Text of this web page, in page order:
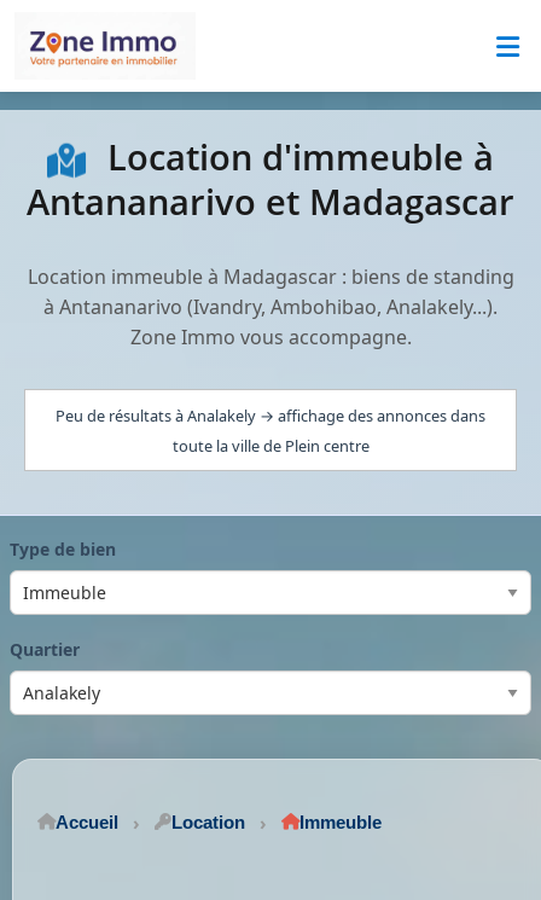
Location d'immeuble à
Antananarivo et Madagascar
Location immeuble à Madagascar : biens de standing
à Antananarivo (Ivandry, Ambohibao, Analakely...).
Zone Immo vous accompagne.
Peu de résultats à Analakely → affichage des annonces dans
toute la ville de Plein centre
Type de bien
Quartier
Accueil Location Immeuble